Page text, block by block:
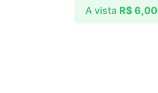
A vista R$ 6,00